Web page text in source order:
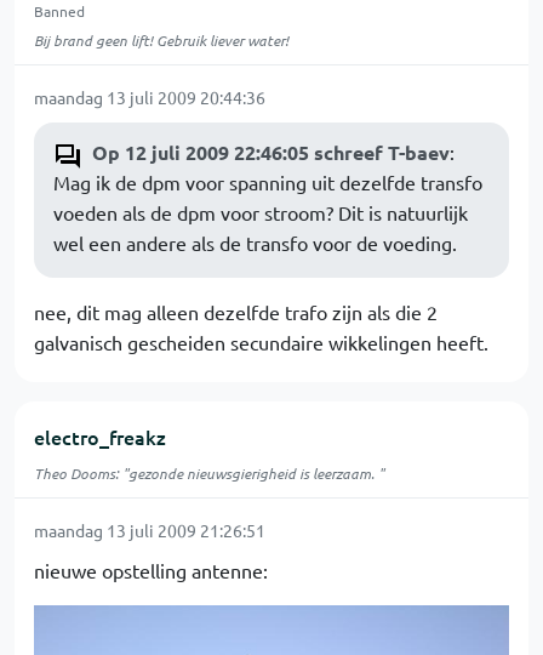
Banned
Bij brand geen lift! Gebruik liever water!
maandag 13 juli 2009 20:44:36
Op 12 juli 2009 22:46:05 schreef T-baev:
Mag ik de dpm voor spanning uit dezelfde transfo
voeden als de dpm voor stroom? Dit is natuurlijk
wel een andere als de transfo voor de voeding.
nee, dit mag alleen dezelfde trafo zijn als die 2
galvanisch gescheiden secundaire wikkelingen heeft.
electro_freakz
Theo Dooms: "gezonde nieuwsgierigheid is leerzaam. "
maandag 13 juli 2009 21:26:51
nieuwe opstelling antenne: